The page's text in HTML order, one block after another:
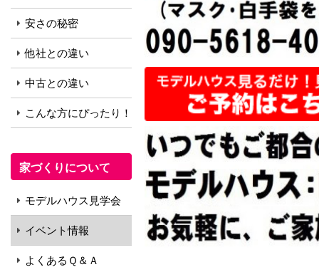
安さの秘密
他社との違い
中古との違い
こんな方にぴったり！
家づくりについて
モデルハウス見学会
イベント情報
よくあるＱ＆Ａ